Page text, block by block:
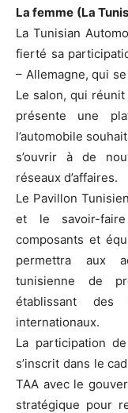
La femme (La
La Tunisian
fierté sa
– Allemagne, qui
Le salon, qui
présente une
l’automobile
s’ouvrir à de
réseaux d’affaires.
Le Pavillon
et le savoir-
composants et
permettra aux
tunisienne de
établissant des
internationaux.
La participation
s’inscrit dans le
TAA avec le
stratégique pour